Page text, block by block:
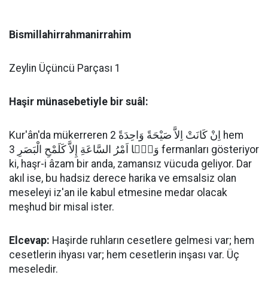
Bismillahirrahmanirrahim
Zeylin Üçüncü Parçası 1
Haşir münasebetiyle bir suâl:
Kur'ân'da mükerreren اِنْ كَانَتْ اِلاَّ صَيْحَةً وَاحِدَةً 2 hem
وَمَۤا اَمْرُ السَّاعَةِ إِلاَّ كَلَمْحِ الْبَصَرِ 3 fermanları gösteriyor
ki, haşr-i âzam bir anda, zamansız vücuda geliyor. Dar
akıl ise, bu hadsiz derece harika ve emsalsiz olan
meseleyi iz'an ile kabul etmesine medar olacak
meşhud bir misal ister.
Elcevap: Haşirde ruhların cesetlere gelmesi var; hem
cesetlerin ihyası var; hem cesetlerin inşası var. Üç
meseledir.